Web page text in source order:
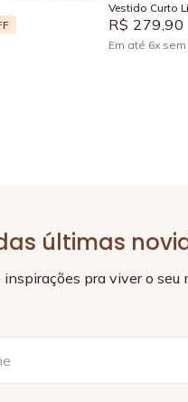
Vestido Curto
R$ 279,90
Em até 6x
últimas
inspirações pra viver o